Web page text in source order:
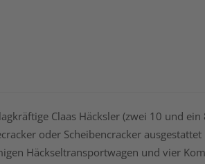
Claas Häcksler (zwei 10 und
oder Scheibencracker
Häckseltransportwagen und vier